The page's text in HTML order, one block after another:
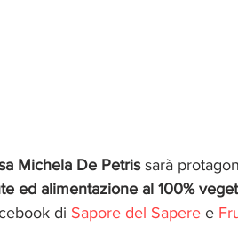
Michela De Petris sarà
ed alimentazione al 100%
di Sapore del Sapere e